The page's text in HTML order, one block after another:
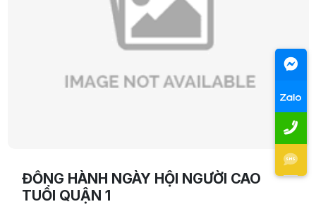
ĐỒNG HÀNH NGÀY HỘI NGƯỜI CAO
TUỔI QUẬN 1